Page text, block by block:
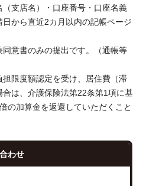
支店名）・口座番号・口座名義
から直近2カ月以内の記帳ページ
意書のみの提出です。（通帳等
限度額認定を受け、居住費（滞
は、介護保険法第22条第1項に基
の加算金を返還していただくこと
わせ